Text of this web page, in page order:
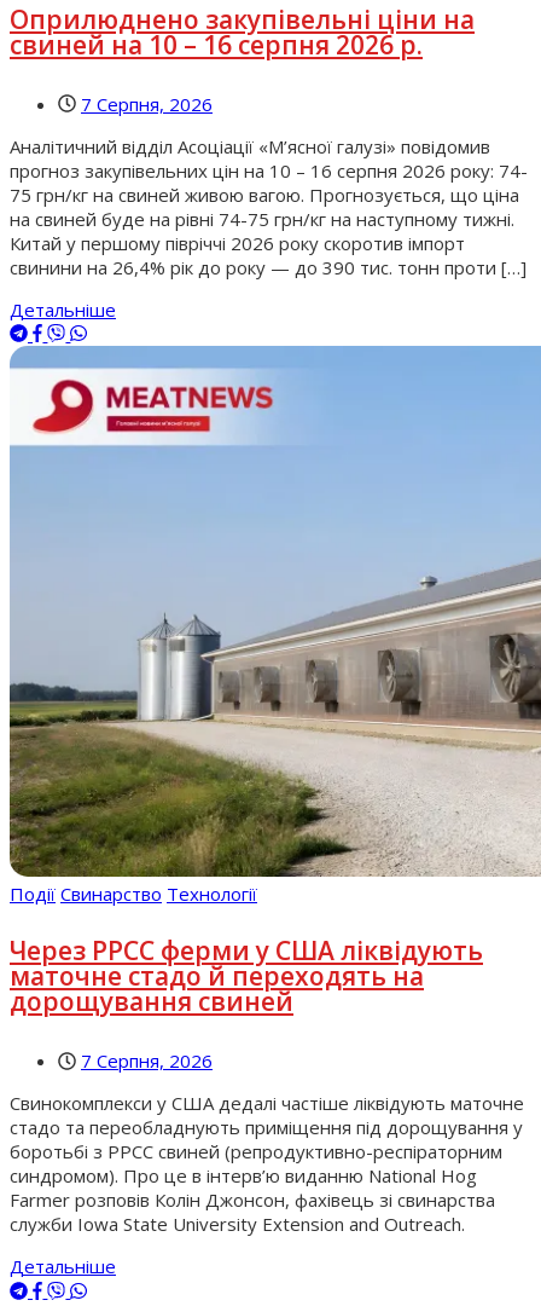
Оприлюднено закупівельні ціни на
свиней на 10 – 16 серпня 2026 р.
7 Серпня, 2026
Аналітичний відділ Асоціації «М’ясної галузі» повідомив
прогноз закупівельних цін на 10 – 16 серпня 2026 року: 74-
75 грн/кг на свиней живою вагою. Прогнозується, що ціна
на свиней буде на рівні 74-75 грн/кг на наступному тижні.
Китай у першому півріччі 2026 року скоротив імпорт
свинини на 26,4% рік до року — до 390 тис. тонн проти […]
Детальніше
Події Свинарство Технології
Через РРСС ферми у США ліквідують
маточне стадо й переходять на
дорощування свиней
7 Серпня, 2026
Свинокомплекси у США дедалі частіше ліквідують маточне
стадо та переобладнують приміщення під дорощування у
боротьбі з РРСС свиней (репродуктивно-респіраторним
синдромом). Про це в інтерв’ю виданню National Hog
Farmer розповів Колін Джонсон, фахівець зі свинарства
служби Iowa State University Extension and Outreach.
Детальніше